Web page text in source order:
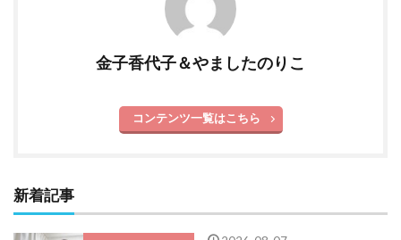
金子香代子＆やましたのりこ
コンテンツ一覧はこちら
新着記事